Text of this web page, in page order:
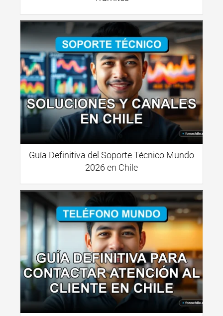
Guía Definitiva del Soporte Técnico Mundo
2026 en Chile